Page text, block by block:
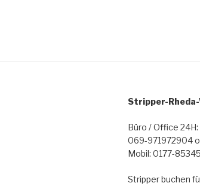
Stripper-
Büro / Office 24H:
069-971972904
Mobil: 0177-
Stripper buchen